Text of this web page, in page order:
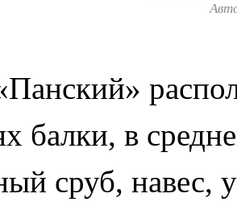
балки, в
сруб, навес,